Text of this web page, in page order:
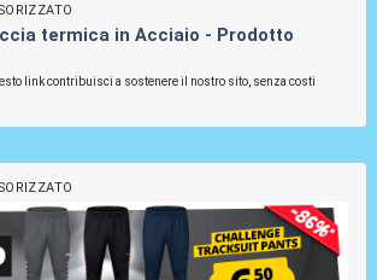
termica in Acciaio - Prodotto
link contribuisci a sostenere il nostro sito, senza costi